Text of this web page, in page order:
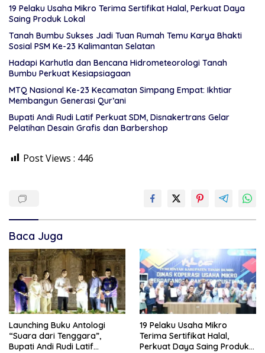
19 Pelaku Usaha Mikro Terima Sertifikat Halal, Perkuat Daya
Saing Produk Lokal
Tanah Bumbu Sukses Jadi Tuan Rumah Temu Karya Bhakti
Sosial PSM Ke-23 Kalimantan Selatan
Hadapi Karhutla dan Bencana Hidrometeorologi Tanah
Bumbu Perkuat Kesiapsiagaan
MTQ Nasional Ke-23 Kecamatan Simpang Empat: Ikhtiar
Membangun Generasi Qur’ani
Bupati Andi Rudi Latif Perkuat SDM, Disnakertrans Gelar
Pelatihan Desain Grafis dan Barbershop
Post Views : 446
Baca Juga
Launching Buku Antologi
“Suara dari Tenggara”,
Bupati Andi Rudi Latif
19 Pelaku Usaha Mikro
Terima Sertifikat Halal,
Perkuat Daya Saing Produk